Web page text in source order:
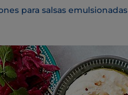
para salsas emulsionadas